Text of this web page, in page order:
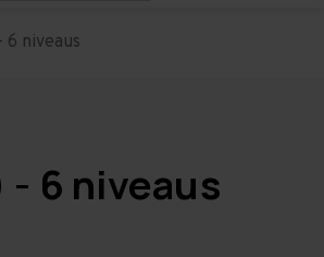
niveaus
6 niveaus